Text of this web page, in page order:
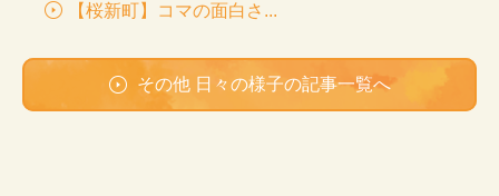
【桜新町】コマの面白さ...
その他 日々の様子の記事一覧へ